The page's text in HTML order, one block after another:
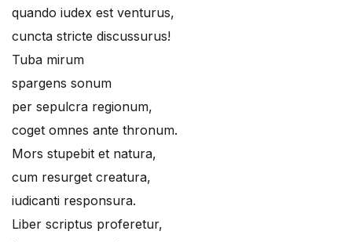
quando iudex est venturus,
cuncta stricte discussurus!
Tuba mirum
spargens sonum
per sepulcra regionum,
coget omnes ante thronum.
Mors stupebit et natura,
cum resurget creatura,
iudicanti responsura.
Liber scriptus proferetur,